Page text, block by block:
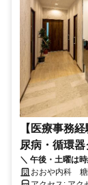
【医療事務
尿病・循環
＼ 午後・土曜は
経験者優遇＞
おおや内科 糖